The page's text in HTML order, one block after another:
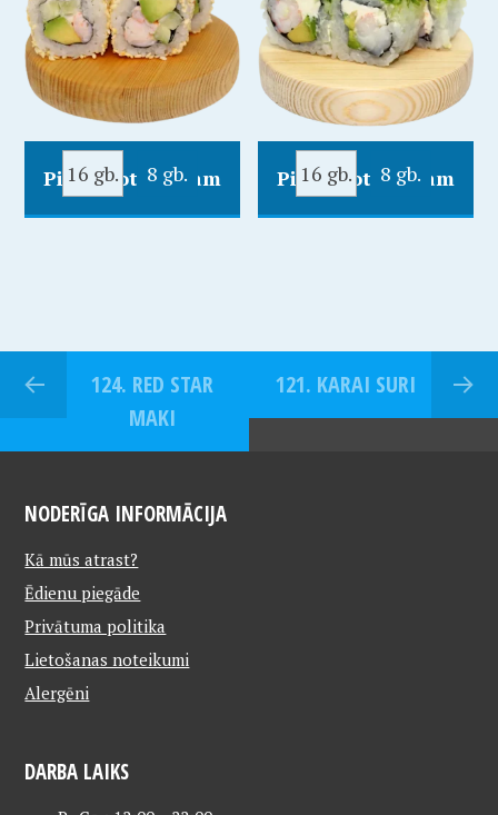
16 gb. 8 gb.
Pievienot Grozam 16 gb. 8 gb.
Pievienot Grozam
124. RED STAR
MAKI
121. KARAI SURI
NODERĪGA INFORMĀCIJA
Kā mūs atrast?
Ēdienu piegāde
Privātuma politika
Lietošanas noteikumi
Alergēni
DARBA LAIKS